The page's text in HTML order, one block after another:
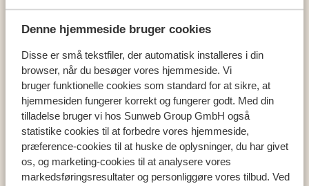
Denne hjemmeside bruger cookies
Disse er små tekstfiler, der automatisk installeres i din
browser, når du besøger vores hjemmeside. Vi
bruger funktionelle cookies som standard for at sikre, at
hjemmesiden fungerer korrekt og fungerer godt. Med din
tilladelse bruger vi hos Sunweb Group GmbH også
statistike cookies til at forbedre vores hjemmeside,
præference-cookies til at huske de oplysninger, du har givet
os, og marketing-cookies til at analysere vores
markedsføringsresultater og personliggøre vores tilbud. Ved
Domes Noruz Chania, Autograph Collection - voksenhotel
Populære lande
Tyrkiet
Grækenland
Egypten